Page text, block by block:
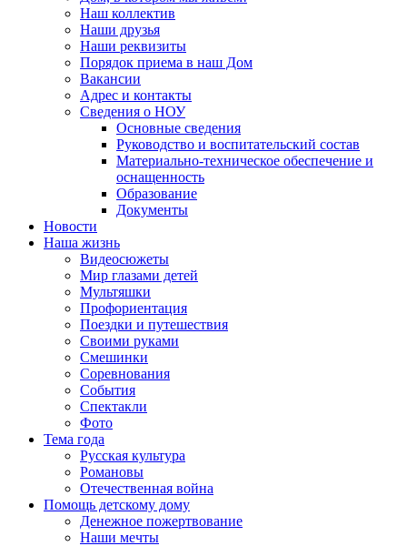
Наш коллектив
Наши друзья
Наши реквизиты
Порядок приема в наш Дом
Вакансии
Адрес и контакты
Сведения о НОУ
Основные сведения
Руководство и воспитательский состав
Материально-техническое обеспечение и
оснащенность
Образование
Документы
Новости
Наша жизнь
Видеосюжеты
Мир глазами детей
Мультяшки
Профориентация
Поездки и путешествия
Своими руками
Смешинки
Соревнования
События
Спектакли
Фото
Тема года
Русская культура
Романовы
Отечественная война
Помощь детскому дому
Денежное пожертвование
Наши мечты